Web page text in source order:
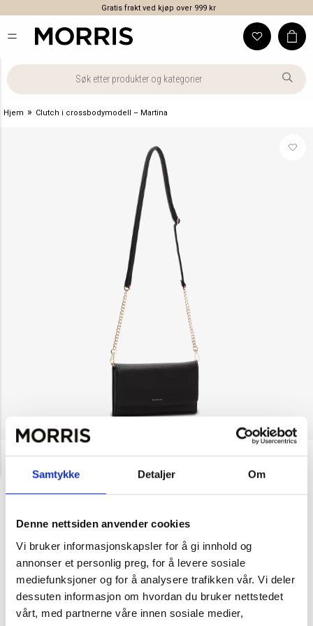
Samtykke Detaljer Om
Denne nettsiden anvender cookies
Vi bruker informasjonskapsler for å gi innhold og
annonser et personlig preg, for å levere sosiale
mediefunksjoner og for å analysere trafikken vår. Vi deler
dessuten informasjon om hvordan du bruker nettstedet
vårt, med partnerne våre innen sosiale medier,
Gratis frakt ved kjøp over 999 kr
Hjem » Clutch i crossbodymodell – Martina
Puccini
Clutch i crossbodymodell
– Martina
NOK 499
Velg farge
Svart
Svart
mønster
Taupe